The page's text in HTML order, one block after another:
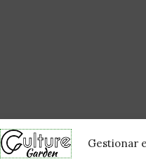
Gestionar